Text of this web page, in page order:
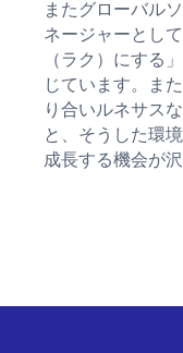
またグローバル
ネージャーとし
（ラク）にする
じています。ま
り合いルネサス
と、そうした環
成長する機会が